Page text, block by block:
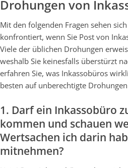
Drohungen von
Mit den folgenden Fragen sehen
konfrontiert, wenn Sie Post von
Viele der üblichen Drohungen
weshalb Sie keinesfalls überstürzt
erfahren Sie, was Inkassobüros
besten auf unberechtigte
1. Darf ein Inkassobüro
kommen und schauen
Wertsachen ich darin
mitnehmen?